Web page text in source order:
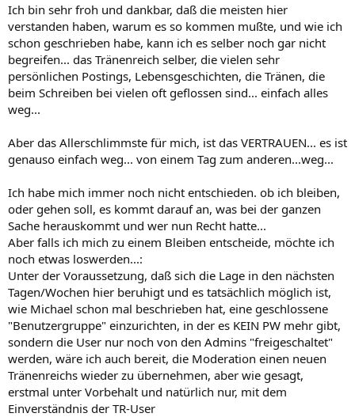
Ich bin sehr froh und dankbar, daß die meisten hier
verstanden haben, warum es so kommen mußte, und wie ich
schon geschrieben habe, kann ich es selber noch gar nicht
begreifen... das Tränenreich selber, die vielen sehr
persönlichen Postings, Lebensgeschichten, die Tränen, die
beim Schreiben bei vielen oft geflossen sind... einfach alles
weg...
Aber das Allerschlimmste für mich, ist das VERTRAUEN... es ist
genauso einfach weg... von einem Tag zum anderen...weg...
Ich habe mich immer noch nicht entschieden. ob ich bleiben,
oder gehen soll, es kommt darauf an, was bei der ganzen
Sache herauskommt und wer nun Recht hatte...
Aber falls ich mich zu einem Bleiben entscheide, möchte ich
noch etwas loswerden...:
Unter der Voraussetzung, daß sich die Lage in den nächsten
Tagen/Wochen hier beruhigt und es tatsächlich möglich ist,
wie Michael schon mal beschrieben hat, eine geschlossene
"Benutzergruppe" einzurichten, in der es KEIN PW mehr gibt,
sondern die User nur noch von den Admins "freigeschaltet"
werden, wäre ich auch bereit, die Moderation einen neuen
Tränenreichs wieder zu übernehmen, aber wie gesagt,
erstmal unter Vorbehalt und natürlich nur, mit dem
Einverständnis der TR-User